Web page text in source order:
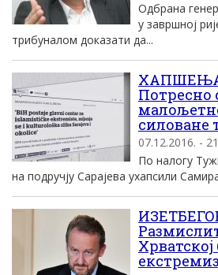
Одбрана
у завршној
трибуналом доказати да...
ХАПШЕЊА
Потресно
силоване
07.12.2016. -
По налогу
на подручју Сарајева ухапсили